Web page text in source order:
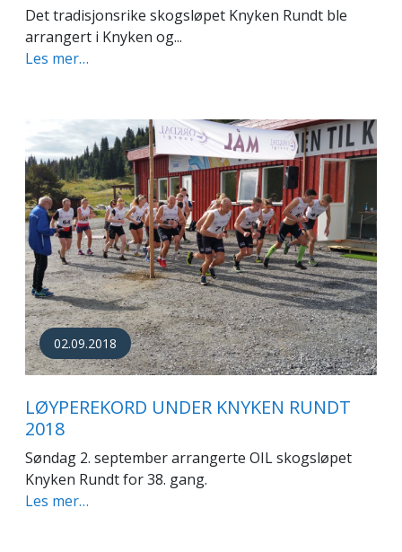
Det tradisjonsrike skogsløpet Knyken Rundt ble
arrangert i Knyken og...
Les mer…
02.09.2018
LØYPEREKORD UNDER KNYKEN RUNDT
2018
Søndag 2. september arrangerte OIL skogsløpet
Knyken Rundt for 38. gang.
Les mer…